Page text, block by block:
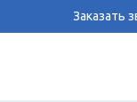
Заказать